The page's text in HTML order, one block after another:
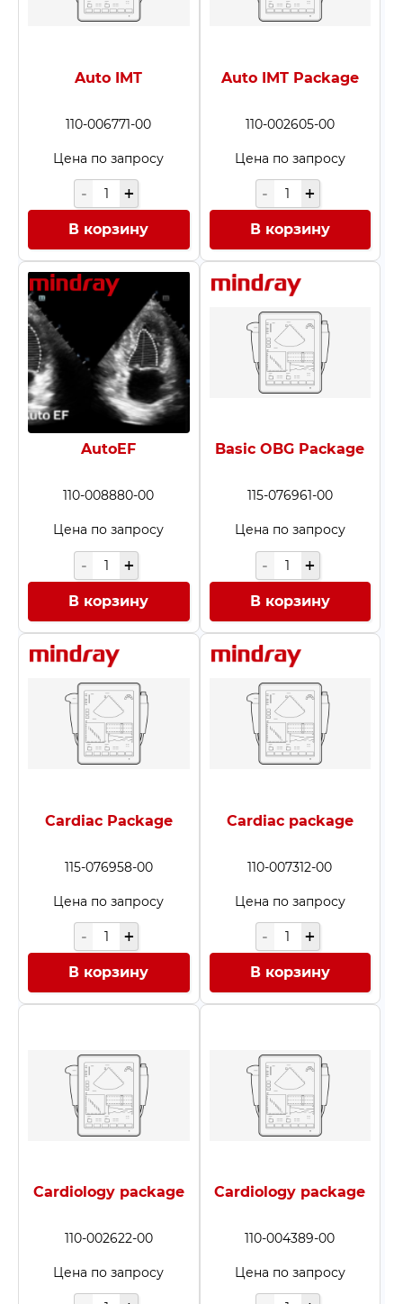
Auto IMT
110-006771-00
Цена по запросу
В корзину
Auto IMT Package
110-002605-00
Цена по запросу
В корзину
AutoEF
110-008880-00
Цена по запросу
В корзину
Basic OBG Package
115-076961-00
Цена по запросу
В корзину
Cardiac Package
115-076958-00
Цена по запросу
В корзину
Cardiac package
110-007312-00
Цена по запросу
В корзину
Cardiology package
110-002622-00
Цена по запросу
Cardiology package
110-004389-00
Цена по запросу